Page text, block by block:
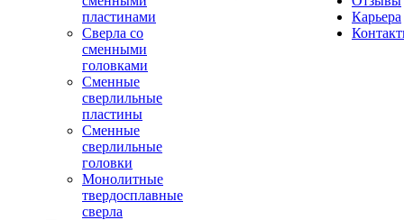
пластинами
Сверла со
сменными
головками
Сменные
сверлильные
пластины
Сменные
сверлильные
головки
Монолитные
твердосплавные
сверла
Карьера